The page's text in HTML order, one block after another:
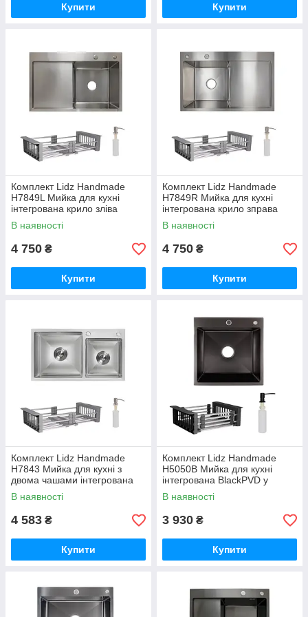
Купити Купити
Комплект Lidz Handmade
H7849L Мийка для кухні
інтегрована крило зліва
Brushed у комплекті з
дозатором + Lidz K01G
В наявності
4 750 ₴
Купити
Комплект Lidz Handmade
H7849R Мийка для кухні
інтегрована крило зправа
Brushed у комплекті з
дозатором + Lidz K01G
В наявності
4 750 ₴
Купити
Комплект Lidz Handmade
H7843 Мийка для кухні з
двома чашами інтегрована
Brushed у комплекті з
дозатором + Lidz K01G
В наявності
4 583 ₴
Купити
Комплект Lidz Handmade
H5050B Мийка для кухні
інтегрована BlackPVD у
комплекті з дозатором + Lidz
K01B Корзина для кухонної
В наявності
3 930 ₴
Купити